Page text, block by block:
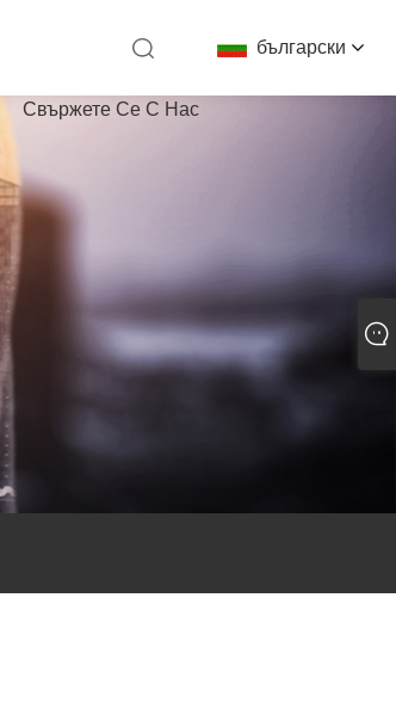
български
Свържете Се С Нас